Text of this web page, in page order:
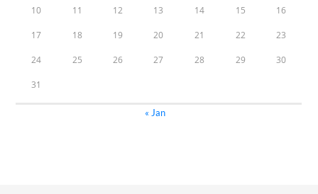
10 11 12 13 14 15 16
17 18 19 20 21 22 23
24 25 26 27 28 29 30
31
« Jan